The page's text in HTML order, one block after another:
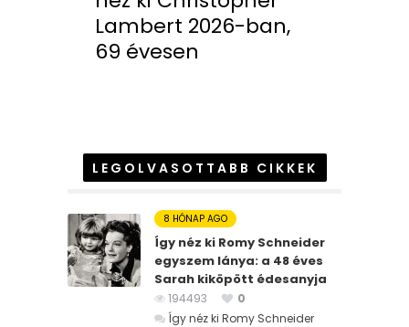
Lambert 2026-ban,
69 évesen
LEGOLVASOTTABB CIKKEK
8 HÓNAP AGO
Így néz ki Romy Schneider
egyszem lánya: a 48 éves
Sarah kiköpött édesanyja
194493
0
Így néz ki Romy Schneider